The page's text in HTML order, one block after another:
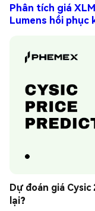
Phân tích giá
Lumens hồi phục
Dự đoán giá
lại?